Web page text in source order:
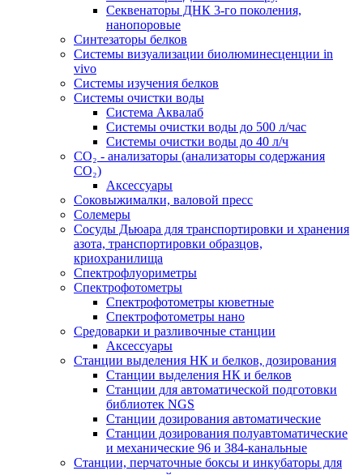
Секвенаторы ДНК 3-го поколения,
нанопоровые
Синтезаторы белков
Системы визуализации биолюминесценции in
vivo
Системы изучения белков
Системы очистки воды
Система Аквалаб
Системы очистки воды до 500 л/час
Системы очистки воды до 40 л/ч
СО₂ - анализаторы (анализаторы содержания
СО₂)
Аксессуары
Соковыжималки, валовой пресс
Солемеры
Сосуды Дьюара для транспортировки и хранения
азота, транспортировки образцов,
криохранилища
Спектрофлуориметры
Спектрофотометры
Спектрофотометры кюветные
Спектрофотометры нано
Средоварки и разливочные станции
Аксессуары
Станции выделения НК и белков, дозирования
Станции выделения НК и белков
Станции для автоматической подготовки
библиотек NGS
Станции дозирования автоматические
Станции дозирования полуавтоматические
и механические 96 и 384-канальные
Станции, перчаточные боксы и инкубаторы для